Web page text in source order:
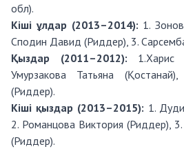
обл).
Кіші ұлдар (2013–2014): 1.
Сподин Давид (Риддер), 3.
Қыздар (2011–2012): 1.Харис
Умурзакова Татьяна
(Риддер).
Кіші қыздар (2013–2015): 1.
2. Романцова Виктория (Риддер),
(Риддер).